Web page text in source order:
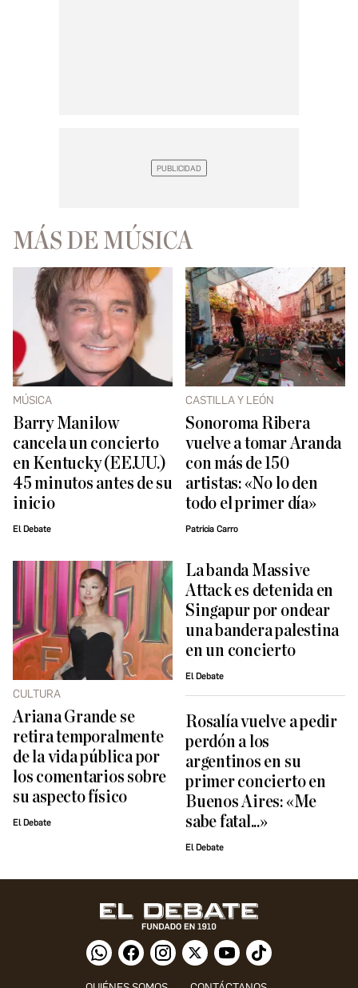
MÁS DE MÚSICA
MÚSICA
Barry Manilow
cancela un concierto
en Kentucky (EE.UU.)
45 minutos antes de su
inicio
El Debate
CASTILLA Y LEÓN
Sonoroma Ribera
vuelve a tomar Aranda
con más de 150
artistas: «No lo den
todo el primer día»
Patricia Carro
CULTURA
Ariana Grande se
retira temporalmente
de la vida pública por
los comentarios sobre
su aspecto físico
El Debate
La banda Massive
Attack es detenida en
Singapur por ondear
una bandera palestina
en un concierto
El Debate
Rosalía vuelve a pedir
perdón a los
argentinos en su
primer concierto en
Buenos Aires: «Me
sabe fatal...»
El Debate